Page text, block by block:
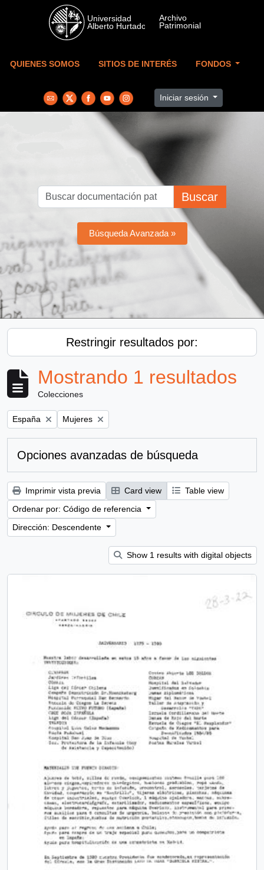
Skip to main content
QUIENES SOMOS SITIOS DE INTERÉS FONDOS
Iniciar sesión
Buscar
Búsqueda Avanzada »
Restringir resultados por:
Mostrando 1 resultados
Colecciones
Remove filter:
España Remove filter:
Mujeres
Opciones avanzadas de búsqueda
Imprimir vista previa Card view
Table view
Ordenar por: Código de referencia
Dirección: Descendente
Show 1 results with digital objects